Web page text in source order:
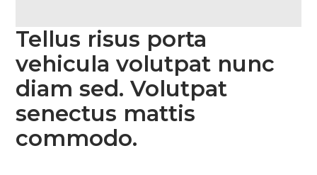
Tellus risus porta
vehicula volutpat nunc
diam sed. Volutpat
senectus mattis
commodo.